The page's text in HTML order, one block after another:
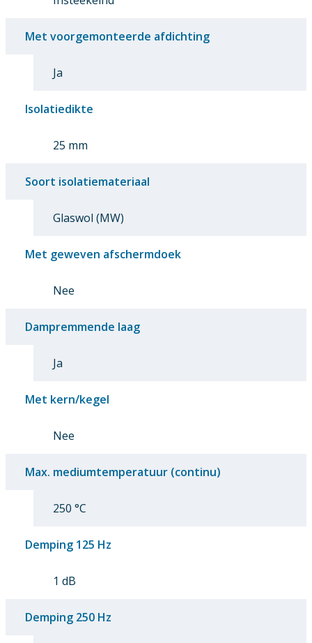
Met voorgemonteerde afdichting
Ja
Isolatiedikte
25 mm
Soort isolatiemateriaal
Glaswol (MW)
Met geweven afschermdoek
Nee
Dampremmende laag
Ja
Met kern/kegel
Nee
Max. mediumtemperatuur (continu)
250 °C
Demping 125 Hz
1 dB
Demping 250 Hz